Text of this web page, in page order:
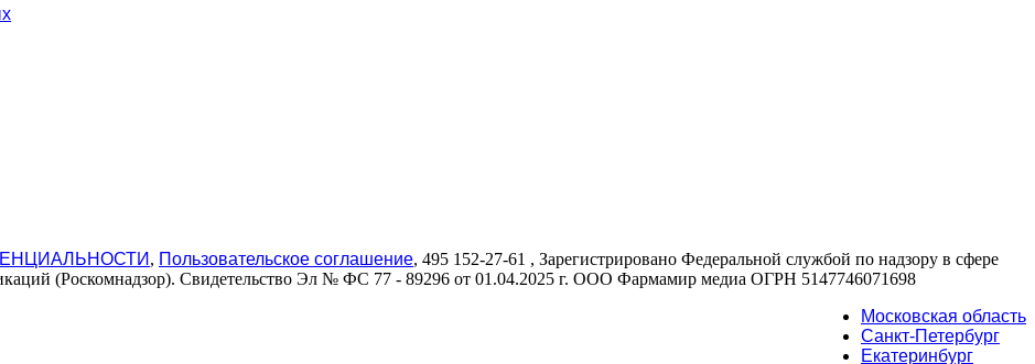
, Пользовательское соглашение, 495 152-27-61 , Зарегистрировано Федеральной службой по надзору в сфере
(Роскомнадзор). Свидетельство Эл № ФС 77 - 89296 от 01.04.2025 г. ООО Фармамир медиа ОГРН 5147746071698
Московская область
Санкт-Петербург
Екатеринбург